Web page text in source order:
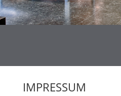
IMPRESSUM